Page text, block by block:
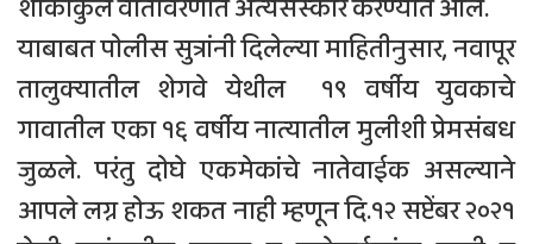
शोकाकुल वातावरणात अंत्यसंस्कार करण्यात आले.
याबाबत पोलीस सुत्रांनी दिलेल्या माहितीनुसार, नवापूर
तालुक्यातील शेगवे येथील १९ वर्षीय युवकाचे
गावातील एका १६ वर्षीय नात्यातील मुलीशी प्रेमसंबध
जुळले. परंतु दोघे एकमेकांचे नातेवाईक असल्याने
आपले लग्न होऊ शकत नाही म्हणून दि.१२ सप्टेंबर २०२१